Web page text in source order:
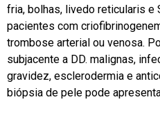
fria, bolhas, livedo reticularis e
pacientes com
trombose arterial ou venosa.
subjacente a DD. malignas,
gravidez, esclerodermia e
biópsia de pele pode